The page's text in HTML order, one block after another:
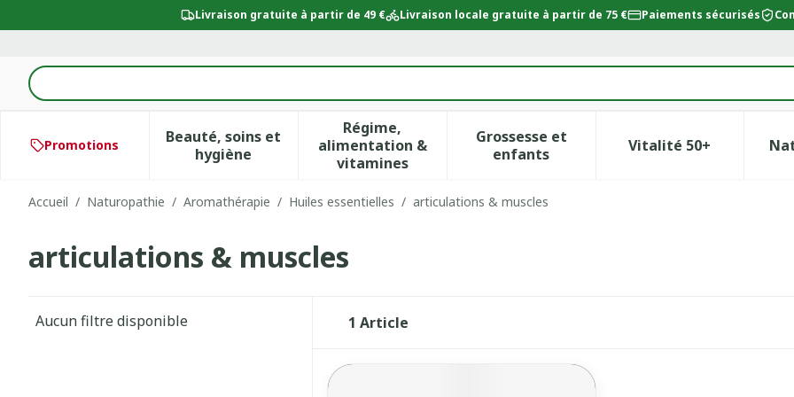
Livraison gratuite à partir de 49 € Livraison locale gratuite à partir de 75 € Paiements sécurisés
Rechercher
Promotions
Beauté, soins et
hygièneAfficher le sous-menu pour la catégorie Beauté, soins et hygiène
Régime,
alimentation &
vitamines
Afficher le sous-menu pour la catégorie Régime,
Grossesse et
enfantsAfficher le sous-menu pour la
Vitalité 50+Afficher le sous-
Accueil / Naturopathie / Aromathérapie / Huiles essentielles / articulations & muscles
articulations & muscles
Aucun filtre disponible 1 Article